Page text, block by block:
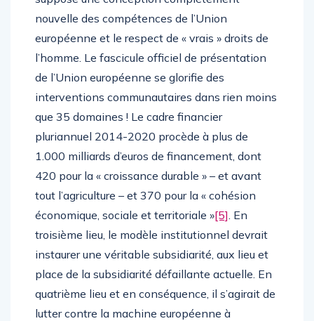
nouvelle des compétences de l’Union
européenne et le respect de « vrais » droits de
l’homme. Le fascicule officiel de présentation
de l’Union européenne se glorifie des
interventions communautaires dans rien moins
que 35 domaines ! Le cadre financier
pluriannuel 2014-2020 procède à plus de
1.000 milliards d’euros de financement, dont
420 pour la « croissance durable » – et avant
tout l’agriculture – et 370 pour la « cohésion
économique, sociale et territoriale »[5]. En
troisième lieu, le modèle institutionnel devrait
instaurer une véritable subsidiarité, aux lieu et
place de la subsidiarité défaillante actuelle. En
quatrième lieu et en conséquence, il s’agirait de
lutter contre la machine européenne à